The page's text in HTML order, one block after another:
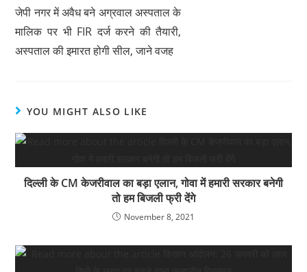
जेपी नगर में अवैध बने अग्रवाल अस्पताल के
मालिक पर भी FIR दर्ज करने की तैयारी,
अस्पताल की इमारत होगी सील, जाने वजह
YOU MIGHT ALSO LIKE
दिल्ली के CM केजरीवाल का बड़ा एलान, गोवा में हमारी सरकार बनेगी
तो हम बिजली फ्री देंगे
November 8, 2021